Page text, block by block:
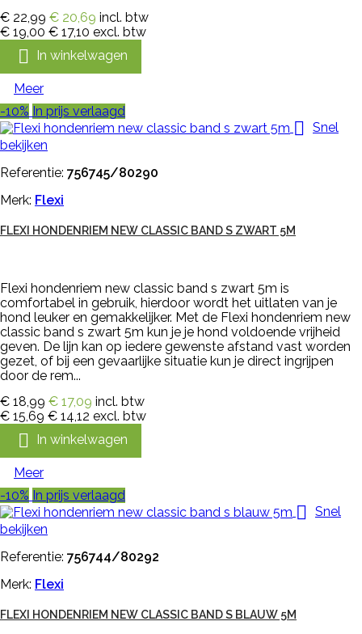
€ 22,99 € 20,69 incl. btw
€ 19,00 € 17,10 excl. btw
 In winkelwagen
Meer
-10% In prijs verlaagd
 Snel
bekijken
Referentie: 756745/80290
Merk: Flexi
FLEXI HONDENRIEM NEW CLASSIC BAND S ZWART 5M
Flexi hondenriem new classic band s zwart 5m is
comfortabel in gebruik, hierdoor wordt het uitlaten van je
hond leuker en gemakkelijker. Met de Flexi hondenriem new
classic band s zwart 5m kun je je hond voldoende vrijheid
geven. De lijn kan op iedere gewenste afstand vast worden
gezet, of bij een gevaarlijke situatie kun je direct ingrijpen
door de rem...
€ 18,99 € 17,09 incl. btw
€ 15,69 € 14,12 excl. btw
 In winkelwagen
Meer
-10% In prijs verlaagd
 Snel
bekijken
Referentie: 756744/80292
Merk: Flexi
FLEXI HONDENRIEM NEW CLASSIC BAND S BLAUW 5M